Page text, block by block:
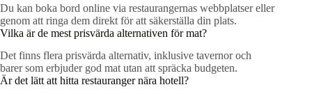
Du kan boka bord online via restaurangernas webbplatser eller
genom att ringa dem direkt för att säkerställa din plats.
Vilka är de mest prisvärda alternativen för mat?
Det finns flera prisvärda alternativ, inklusive tavernor och
barer som erbjuder god mat utan att spräcka budgeten.
Är det lätt att hitta restauranger nära hotell?